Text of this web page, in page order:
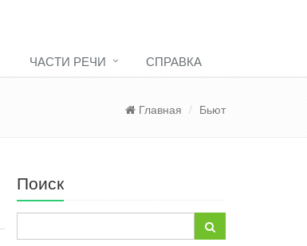
ЧАСТИ РЕЧИ СПРАВКА
Главная Бьют
Поиск